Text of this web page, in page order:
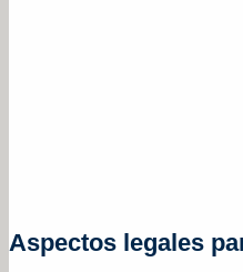
Aspectos legales